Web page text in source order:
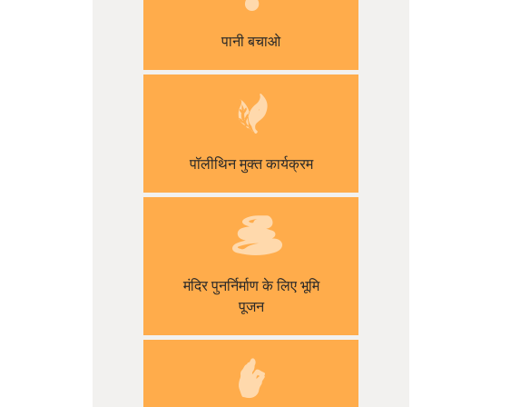
पानी बचाओ
पॉलीथिन मुक्त कार्यक्रम
मंदिर पुनर्निर्माण के लिए भूमि
पूजन